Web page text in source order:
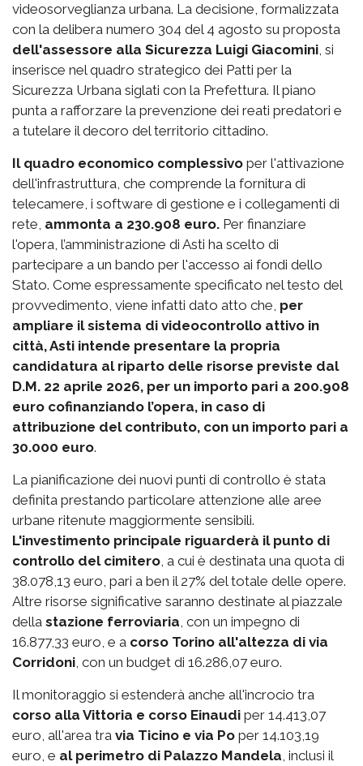
videosorveglianza urbana. La decisione, formalizzata
con la delibera numero 304 del 4 agosto su proposta
dell'assessore alla Sicurezza Luigi Giacomini, si
inserisce nel quadro strategico dei Patti per la
Sicurezza Urbana siglati con la Prefettura. Il piano
punta a rafforzare la prevenzione dei reati predatori e
a tutelare il decoro del territorio cittadino.
Il quadro economico complessivo per l'attivazione
dell'infrastruttura, che comprende la fornitura di
telecamere, i software di gestione e i collegamenti di
rete, ammonta a 230.908 euro. Per finanziare
l'opera, l’amministrazione di Asti ha scelto di
partecipare a un bando per l'accesso ai fondi dello
Stato. Come espressamente specificato nel testo del
provvedimento, viene infatti dato atto che, per
ampliare il sistema di videocontrollo attivo in
città, Asti intende presentare la propria
candidatura al riparto delle risorse previste dal
D.M. 22 aprile 2026, per un importo pari a 200.908
euro cofinanziando l’opera, in caso di
attribuzione del contributo, con un importo pari a
30.000 euro.
La pianificazione dei nuovi punti di controllo è stata
definita prestando particolare attenzione alle aree
urbane ritenute maggiormente sensibili.
L'investimento principale riguarderà il punto di
controllo del cimitero, a cui è destinata una quota di
38.078,13 euro, pari a ben il 27% del totale delle opere.
Altre risorse significative saranno destinate al piazzale
della stazione ferroviaria, con un impegno di
16.877,33 euro, e a corso Torino all'altezza di via
Corridoni, con un budget di 16.286,07 euro.
Il monitoraggio si estenderà anche all'incrocio tra
corso alla Vittoria e corso Einaudi per 14.413,07
euro, all'area tra via Ticino e via Po per 14.103,19
euro, e al perimetro di Palazzo Mandela, inclusi il